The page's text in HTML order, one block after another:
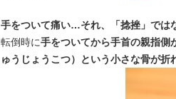
手をついて痛い…それ、「捻挫」では
転倒時に手をついてから手首の親指側
ゅうじょうこつ）という小さな骨が折